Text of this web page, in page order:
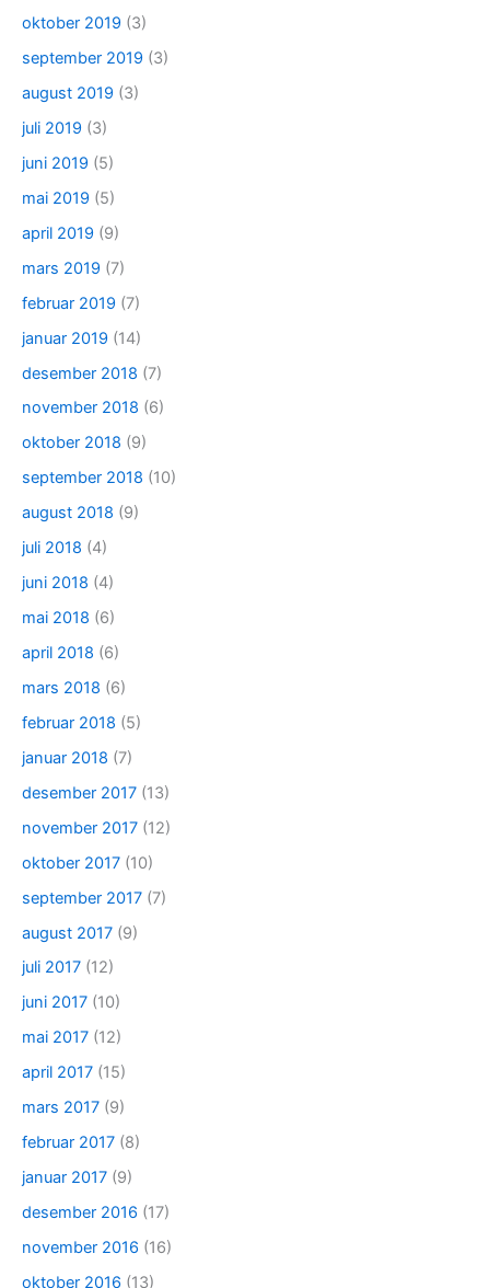
oktober 2019 (3)
september 2019 (3)
august 2019 (3)
juli 2019 (3)
juni 2019 (5)
mai 2019 (5)
april 2019 (9)
mars 2019 (7)
februar 2019 (7)
januar 2019 (14)
desember 2018 (7)
november 2018 (6)
oktober 2018 (9)
september 2018 (10)
august 2018 (9)
juli 2018 (4)
juni 2018 (4)
mai 2018 (6)
april 2018 (6)
mars 2018 (6)
februar 2018 (5)
januar 2018 (7)
desember 2017 (13)
november 2017 (12)
oktober 2017 (10)
september 2017 (7)
august 2017 (9)
juli 2017 (12)
juni 2017 (10)
mai 2017 (12)
april 2017 (15)
mars 2017 (9)
februar 2017 (8)
januar 2017 (9)
desember 2016 (17)
november 2016 (16)
oktober 2016 (13)